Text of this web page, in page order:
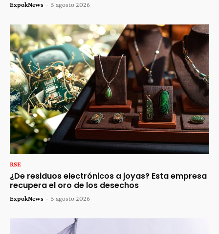
ExpokNews - 5 agosto 2026
RSE
¿De residuos electrónicos a joyas? Esta empresa
recupera el oro de los desechos
ExpokNews - 5 agosto 2026